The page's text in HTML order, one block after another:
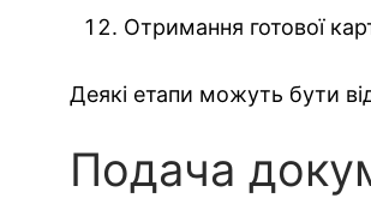
Отримання готової
Деякі етапи можуть бути
Подача